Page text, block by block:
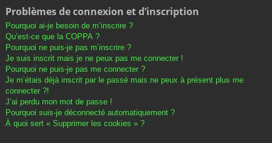
Problèmes de connexion et d’inscription
Pourquoi ai-je besoin de m’inscrire ?
Qu’est-ce que la COPPA ?
Pourquoi ne puis-je pas m’inscrire ?
Je suis inscrit mais je ne peux pas me connecter !
Pourquoi ne puis-je pas me connecter ?
Je m’étais déjà inscrit par le passé mais ne peux à présent plus me
connecter ?!
J’ai perdu mon mot de passe !
Pourquoi suis-je déconnecté automatiquement ?
À quoi sert « Supprimer les cookies » ?